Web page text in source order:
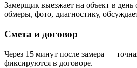
Замерщик выезжает на объект в день
обмеры, фото, диагностику,
Смета и договор
Через 15 минут после замера —
фиксируются в договоре.